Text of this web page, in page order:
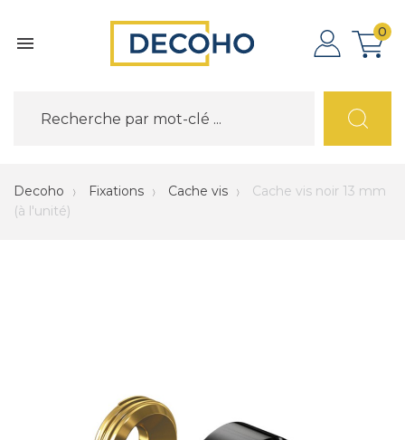

0
Decoho Fixations Cache vis
Cache vis noir 13 mm
(à l'unité)